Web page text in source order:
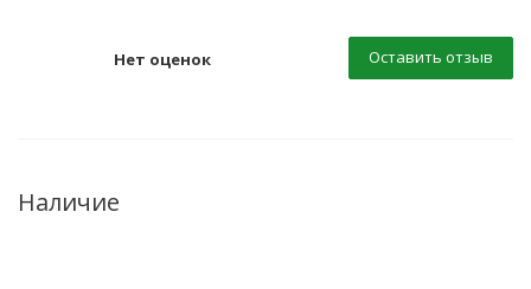
Нет оценок Оставить отзыв
Наличие